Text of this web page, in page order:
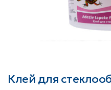
Клей для